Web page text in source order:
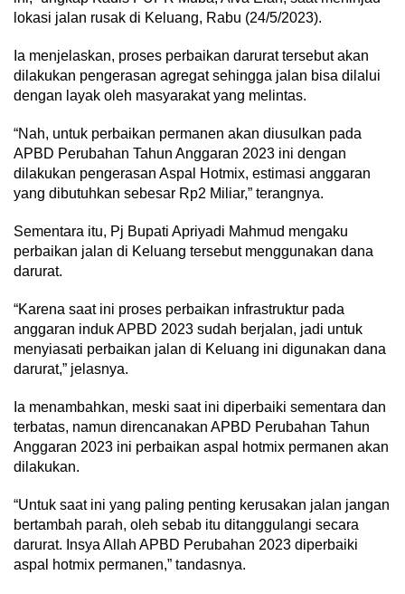
lokasi jalan rusak di Keluang, Rabu (24/5/2023).
Ia menjelaskan, proses perbaikan darurat tersebut akan
dilakukan pengerasan agregat sehingga jalan bisa dilalui
dengan layak oleh masyarakat yang melintas.
“Nah, untuk perbaikan permanen akan diusulkan pada
APBD Perubahan Tahun Anggaran 2023 ini dengan
dilakukan pengerasan Aspal Hotmix, estimasi anggaran
yang dibutuhkan sebesar Rp2 Miliar,” terangnya.
Sementara itu, Pj Bupati Apriyadi Mahmud mengaku
perbaikan jalan di Keluang tersebut menggunakan dana
darurat.
“Karena saat ini proses perbaikan infrastruktur pada
anggaran induk APBD 2023 sudah berjalan, jadi untuk
menyiasati perbaikan jalan di Keluang ini digunakan dana
darurat,” jelasnya.
Ia menambahkan, meski saat ini diperbaiki sementara dan
terbatas, namun direncanakan APBD Perubahan Tahun
Anggaran 2023 ini perbaikan aspal hotmix permanen akan
dilakukan.
“Untuk saat ini yang paling penting kerusakan jalan jangan
bertambah parah, oleh sebab itu ditanggulangi secara
darurat. Insya Allah APBD Perubahan 2023 diperbaiki
aspal hotmix permanen,” tandasnya.